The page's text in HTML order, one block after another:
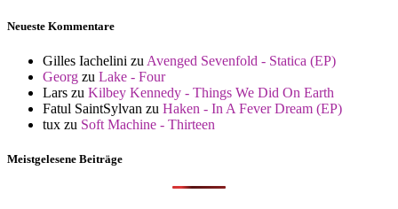
Neueste Kommentare
Gilles Iachelini zu Avenged Sevenfold - Statica (EP)
Georg zu Lake - Four
Lars zu Kilbey Kennedy - Things We Did On Earth
Fatul SaintSylvan zu Haken - In A Fever Dream (EP)
tux zu Soft Machine - Thirteen
Meistgelesene Beiträge